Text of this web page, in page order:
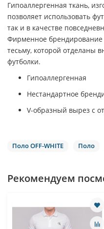
Гипоаллергенная ткань,
позволяет использовать
так и в качестве
Фирменное
тесьму, которой отделаны
футболки.
Гипоаллергенная
Нестандартное
V-образный вырез с
Поло OFF-WHITE Поло
Рекомендуем